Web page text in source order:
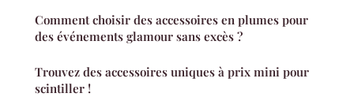
Comment choisir des accessoires en plumes pour
des événements glamour sans excès ?
Trouvez des accessoires uniques à prix mini pour
scintiller !